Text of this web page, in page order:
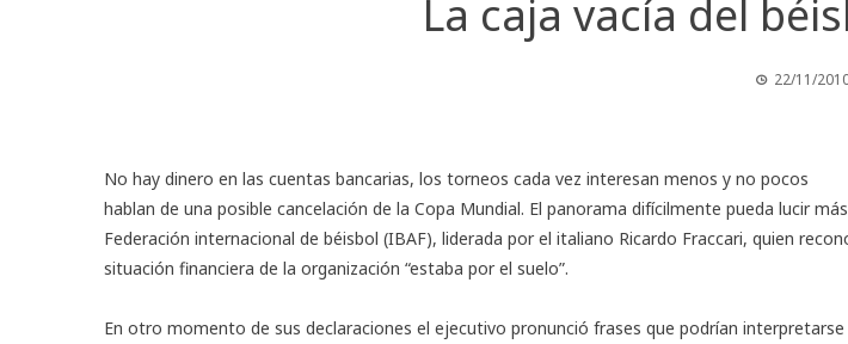
La caja vacía del
22/11/
No hay dinero en las cuentas bancarias, los torneos cada vez interesan menos y no pocos
hablan de una posible cancelación de la Copa Mundial. El panorama difícilmente pueda lucir
Federación internacional de béisbol (IBAF), liderada por el italiano Ricardo Fraccari, quien
situación financiera de la organización “estaba por el suelo”.
En otro momento de sus declaraciones el ejecutivo pronunció frases que podrían